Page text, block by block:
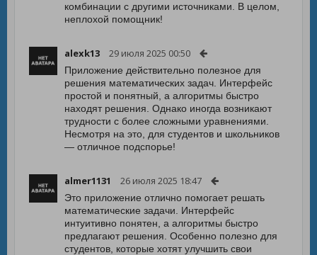
комбинации с другими источниками. В целом,
неплохой помощник!
alexk13 29 июля 2025 00:50
Приложение действительно полезное для
решения математических задач. Интерфейс
простой и понятный, а алгоритмы быстро
находят решения. Однако иногда возникают
трудности с более сложными уравнениями.
Несмотря на это, для студентов и школьников
— отличное подспорье!
almer1131 26 июля 2025 18:47
Это приложение отлично помогает решать
математические задачи. Интерфейс
интуитивно понятен, а алгоритмы быстро
предлагают решения. Особенно полезно для
студентов, которые хотят улучшить свои